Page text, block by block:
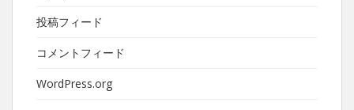
投稿フィード
コメントフィード
WordPress.org